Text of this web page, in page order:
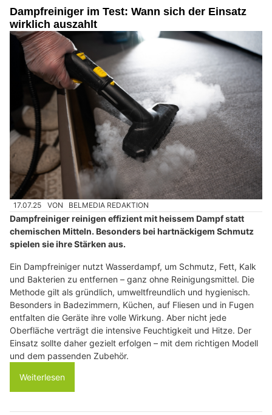
Dampfreiniger im Test: Wann sich der Einsatz
wirklich auszahlt
17.07.25 VON BELMEDIA REDAKTION
Dampfreiniger reinigen effizient mit heissem Dampf statt
chemischen Mitteln. Besonders bei hartnäckigem Schmutz
spielen sie ihre Stärken aus.
Ein Dampfreiniger nutzt Wasserdampf, um Schmutz, Fett, Kalk
und Bakterien zu entfernen – ganz ohne Reinigungsmittel. Die
Methode gilt als gründlich, umweltfreundlich und hygienisch.
Besonders in Badezimmern, Küchen, auf Fliesen und in Fugen
entfalten die Geräte ihre volle Wirkung. Aber nicht jede
Oberfläche verträgt die intensive Feuchtigkeit und Hitze. Der
Einsatz sollte daher gezielt erfolgen – mit dem richtigen Modell
und dem passenden Zubehör.
Weiterlesen